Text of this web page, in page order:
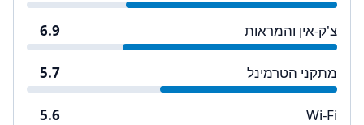
צ'ק-אין והמראות 6.9
מתקני הטרמינל 5.7
Wi-Fi
5.6